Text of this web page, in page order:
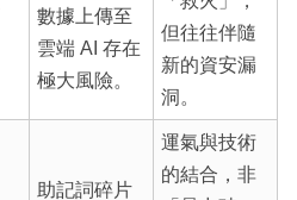
數據上傳至
雲端 AI 存在
極大風險。
但往往伴隨
新的資安漏
洞。
助記詞碎片
運氣與技術
的結合，非